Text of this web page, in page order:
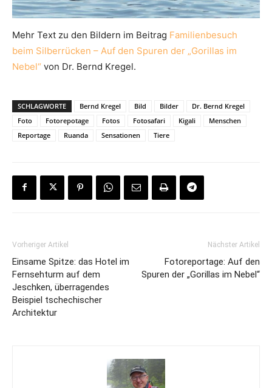
Mehr Text zu den Bildern im Beitrag Familienbesuch
beim Silberrücken – Auf den Spuren der „Gorillas im
Nebel“ von Dr. Bernd Kregel.
SCHLAGWORTE Bernd Kregel Bild Bilder
Dr. Bernd Kregel
Foto
Fotorepotage Fotos Fotosafari Kigali
Menschen
Reportage
Ruanda Sensationen Tiere
Vorheriger Artikel
Einsame Spitze: das Hotel im
Fernsehturm auf dem
Jeschken, überragendes
Beispiel tschechischer
Architektur
Nächster Artikel
Fotoreportage: Auf den
Spuren der „Gorillas im Nebel“